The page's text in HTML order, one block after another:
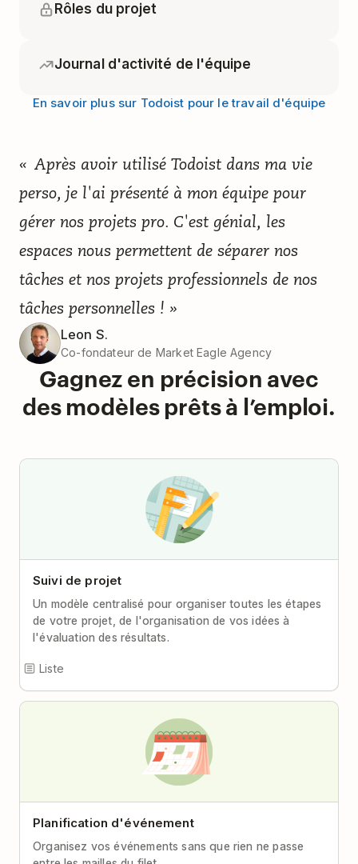
Rôles du projet
Journal d'activité de l'équipe
En savoir plus sur Todoist pour le travail d'équipe
« Après avoir utilisé Todoist dans ma vie
perso, je l'ai présenté à mon équipe pour
gérer nos projets pro. C'est génial, les
espaces nous permettent de séparer nos
tâches et nos projets professionnels de nos
tâches personnelles ! »
Leon S.
Co-fondateur de Market Eagle Agency
Gagnez en précision avec
des modèles prêts à l’emploi.
Suivi de projet
Un modèle centralisé pour organiser toutes les étapes
de votre projet, de l'organisation de vos idées à
l'évaluation des résultats.
Liste
Planification d'événement
Organisez vos événements sans que rien ne passe